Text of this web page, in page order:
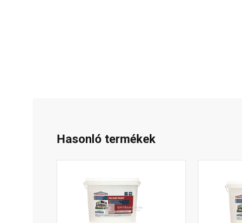
Hasonló termékek